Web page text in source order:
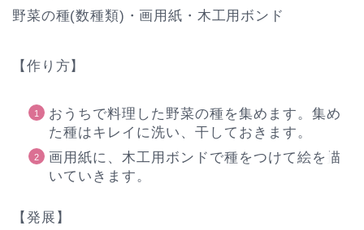
野菜の種(数種類)・画用紙・木工用ボンド
【作り方】
おうちで料理した野菜の種を集めます。集め
た種はキレイに洗い、干しておきます。
画用紙に、木工用ボンドで種をつけて絵を描
いていきます。
【発展】
勉強のお悩み
お仕事依頼はコチラから